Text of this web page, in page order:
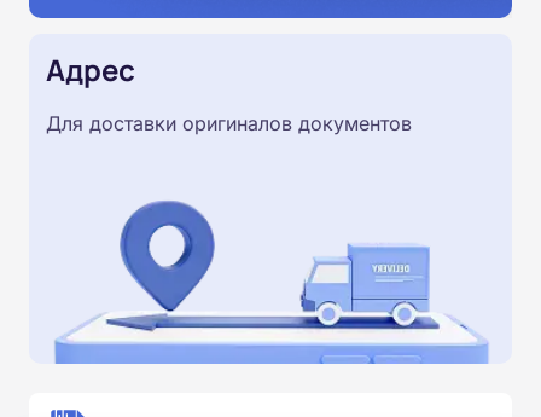
Адрес
Для доставки оригиналов документов